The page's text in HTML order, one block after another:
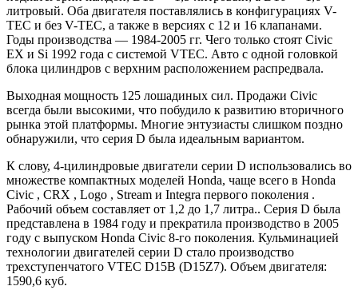
литровый. Оба двигателя поставлялись в конфигурациях V-
TEC и без V-TEC, а также в версиях с 12 и 16 клапанами.
Годы производства — 1984-2005 гг. Чего только стоят Civic
EX и Si 1992 года с системой VTEC. Авто с одной головкой
блока цилиндров с верхним расположением распредвала.
Выходная мощность 125 лошадиных сил. Продажи Civic
всегда были высокими, что побудило к развитию вторичного
рынка этой платформы. Многие энтузиасты слишком поздно
обнаружили, что серия D была идеальным вариантом.
К слову, 4-цилиндровые двигатели серии D использовались во
множестве компактных моделей Honda, чаще всего в Honda
Civic , CRX , Logo , Stream и Integra первого поколения .
Рабочий объем составляет от 1,2 до 1,7 литра.. Серия D была
представлена в 1984 году и прекратила производство в 2005
году с выпуском Honda Civic 8-го поколения. Кульминацией
технологии двигателей серии D стало производство
трехступенчатого VTEC D15B (D15Z7). Объем двигателя:
1590,6 куб.